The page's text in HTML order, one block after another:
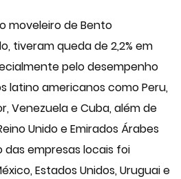
moveleiro de Bento
tiveram queda de 2,2% em
pelo desempenho
latino americanos como Peru,
Venezuela e Cuba, além de
Unido e Emirados Árabes
das empresas locais foi
Estados Unidos, Uruguai e